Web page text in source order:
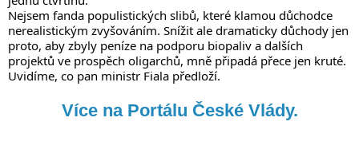
Nejsem fanda populistických slibů, které klamou důchodce
nerealistickým zvyšováním. Snížit ale dramaticky důchody jen
proto, aby zbyly peníze na podporu biopaliv a dalších
projektů ve prospěch oligarchů, mně připadá přece jen kruté.
Uvidíme, co pan ministr Fiala předloží.
Více na Portálu České Vlády.